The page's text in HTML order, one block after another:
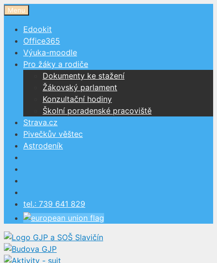
Přeskočit
obsah
Menu
Edookit
Office365
Výuka-moodle
Pro žáky a rodiče
Dokumenty ke stažení
Žákovský parlament
Konzultační hodiny
Školní poradenské pracoviště
Strava.cz
Pivečkův věštec
Astrodeník
tel.: 739 641 829